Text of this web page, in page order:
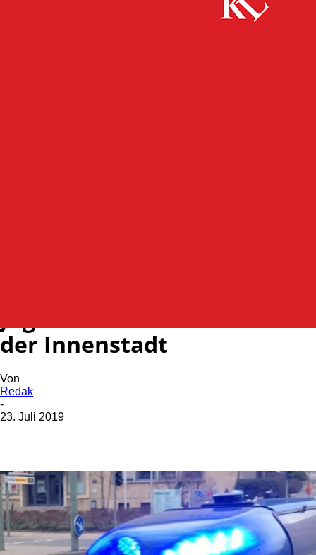
der Innenstadt
Von
Redak
-
23. Juli 2019